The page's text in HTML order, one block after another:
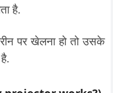
है.
पर खेलना हो तो उसके